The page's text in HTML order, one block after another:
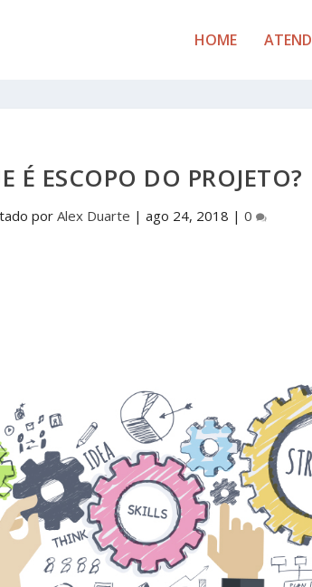
HOME
É ESCOPO DO PROJETO?
porAlex Duarte |ago 24, 2018 |0